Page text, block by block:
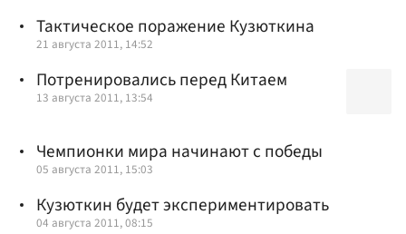
Тактическое поражение Кузюткина
21 августа 2011, 14:52
Потренировались перед Китаем
13 августа 2011, 13:54
Чемпионки мира начинают с победы
05 августа 2011, 15:03
Кузюткин будет экспериментировать
04 августа 2011, 08:15